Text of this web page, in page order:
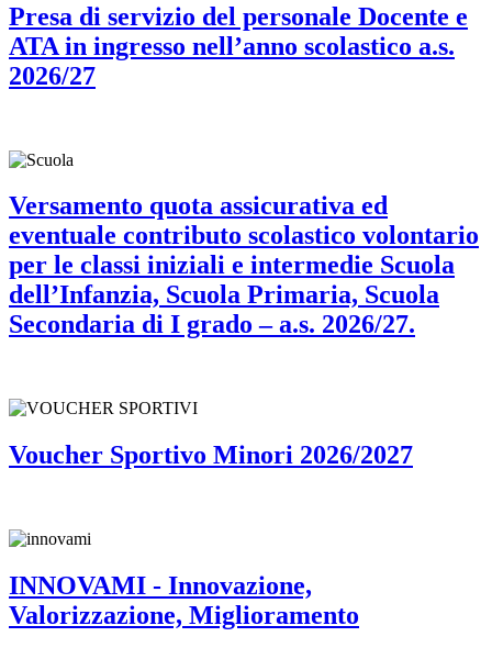
Presa di servizio del personale Docente e
ATA in ingresso nell’anno scolastico a.s.
2026/27
Versamento quota assicurativa ed
eventuale contributo scolastico volontario
per le classi iniziali e intermedie Scuola
dell’Infanzia, Scuola Primaria, Scuola
Secondaria di I grado – a.s. 2026/27.
Voucher Sportivo Minori 2026/2027
INNOVAMI - Innovazione,
Valorizzazione, Miglioramento